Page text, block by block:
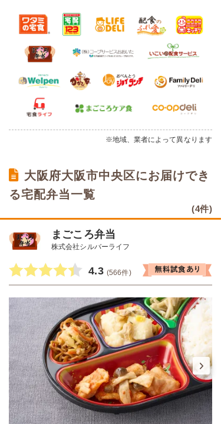
※地域、業者によって異なります
大阪府大阪市中央区にお届けでき
る宅配弁当一覧
(4件)
まごころ弁当
株式会社シルバーライフ
4.3 (566件)